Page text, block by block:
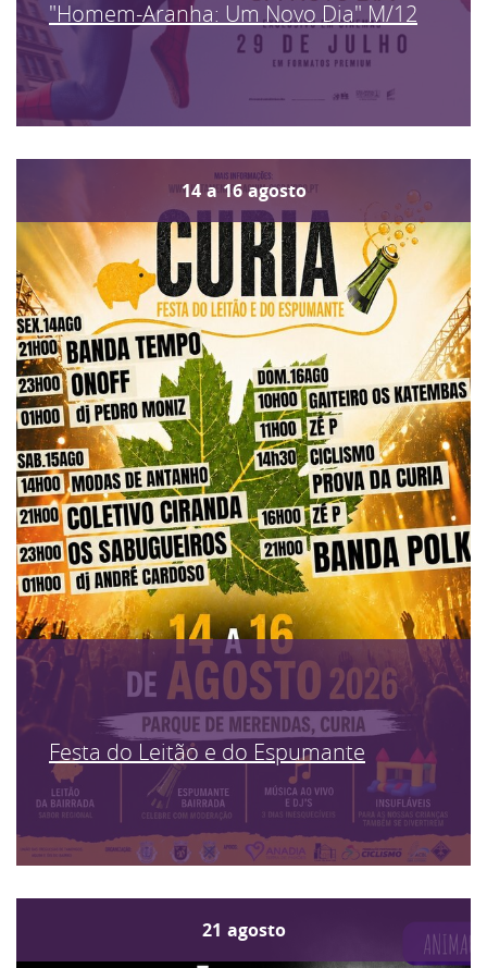
"Homem-Aranha: Um Novo Dia" M/12
14 a 16 agosto
Festa do Leitão e do Espumante
21 agosto